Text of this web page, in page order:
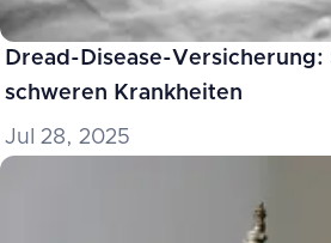
Dread-Disease-Versicherung:
schweren Krankheiten
Jul 28, 2025